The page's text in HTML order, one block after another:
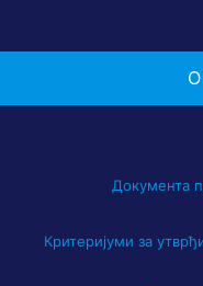
Документа
Критеријуми за